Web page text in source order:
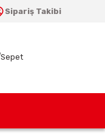
Sipariş Takibi
Sepet